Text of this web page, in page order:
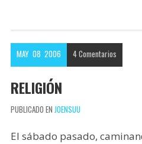
o
e
e
e
s
t
p
r
t
i
r
MAY 08 2006 4Comentarios
RELIGIÓN
PUBLICADO EN JOENSUU
El sábado pasado,